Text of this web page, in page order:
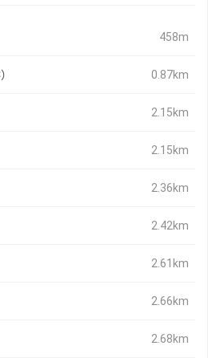
458m
0.87km
2.15km
2.15km
2.36km
2.42km
2.61km
2.66km
2.68km